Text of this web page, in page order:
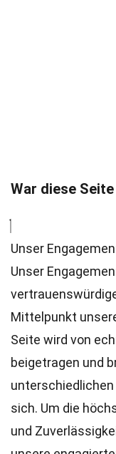
War diese
Unser
Unser
Mittelpunkt
Seite wird von
beigetragen und
sich. Um die
und